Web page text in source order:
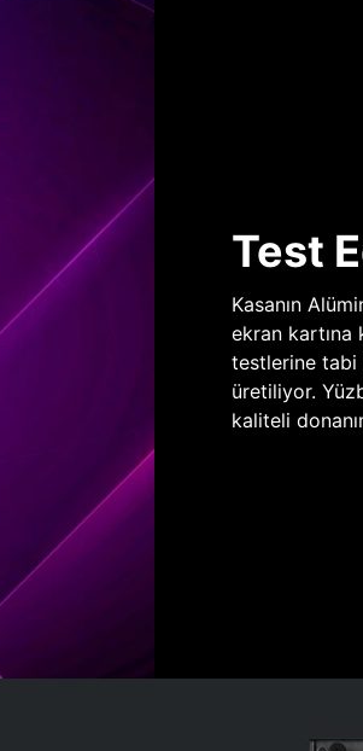
Test
Kasanın
ekran kartına
testlerine tabi
üretiliyor.
kaliteli